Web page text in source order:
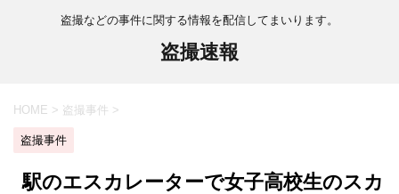
盗撮などの事件に関する情報を配信してまいります。
盗撮速報
HOME > 盗撮事件 >
盗撮事件
駅のエスカレーターで女子高校生のスカ